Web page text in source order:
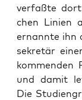
ver­faß­te
chen Lini­en
ernann­te ihn
se­kre­tär
kom­men­den
und damit
Die